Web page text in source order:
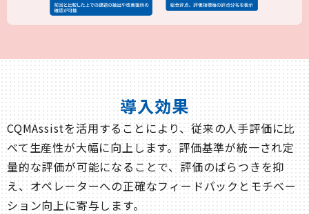
導入効果
CQMAssistを活用することにより、従来の人手評価に比
べて生産性が大幅に向上します。評価基準が統一され定
量的な評価が可能になることで、評価のばらつきを抑
え、オペレーターへの正確なフィードバックとモチベー
ション向上に寄与します。